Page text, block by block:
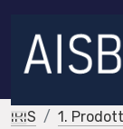
IRIS
1.